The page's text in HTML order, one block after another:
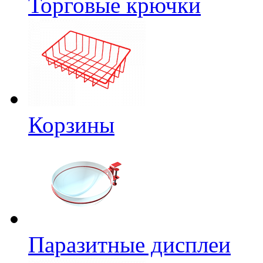
Корзины
Паразитные дисплеи